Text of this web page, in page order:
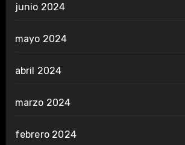
junio 2024
mayo 2024
abril 2024
marzo 2024
febrero 2024